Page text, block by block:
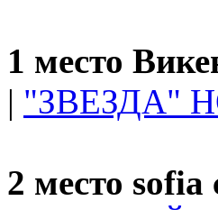
1 место
| "ЗВЕЗДА"
2 место